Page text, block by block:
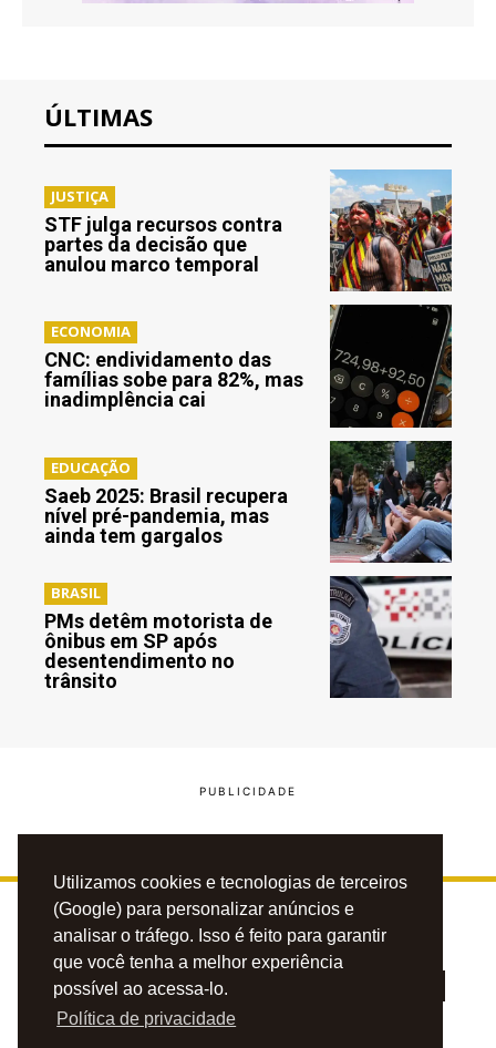
Utilizamos cookies e tecnologias de terceiros
(Google) para personalizar anúncios e
analisar o tráfego. Isso é feito para garantir
que você tenha a melhor experiência
possível ao acessa-lo.
Política de privacidade
ÚLTIMAS
JUSTIÇA
STF julga recursos contra
partes da decisão que
anulou marco temporal
ECONOMIA
CNC: endividamento das
famílias sobe para 82%, mas
inadimplência cai
EDUCAÇÃO
Saeb 2025: Brasil recupera
nível pré-pandemia, mas
ainda tem gargalos
BRASIL
PMs detêm motorista de
ônibus em SP após
desentendimento no
trânsito